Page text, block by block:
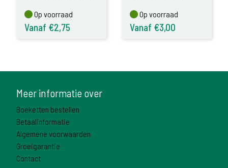
Op voorraad
Op voorraad
Vanaf €2,75
Op voorraad
Op voorraad
Vanaf €3,00
Meer informatie over
Boeketten bestellen
Betaalinformatie
Algemene voorwaarden
Groeigarantie
Contact